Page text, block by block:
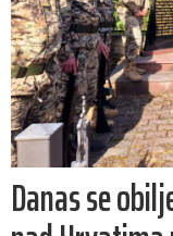
Danas se